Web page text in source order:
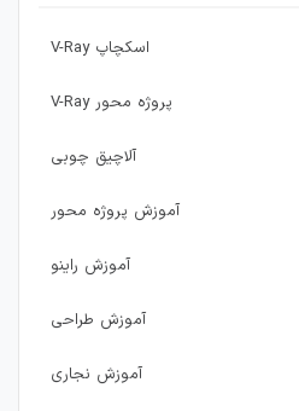
V-Ray اسکچاپ
V-Ray پروژه محور
آلاچیق چوبی
آموزش پروژه محور
آموزش راینو
آموزش طراحی
آموزش نجاری